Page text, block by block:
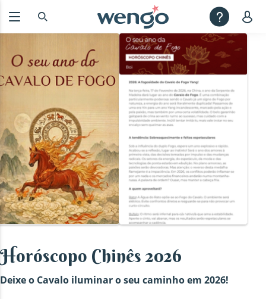
Horóscopo Chinês 2026
Deixe o Cavalo iluminar o seu caminho em 2026!